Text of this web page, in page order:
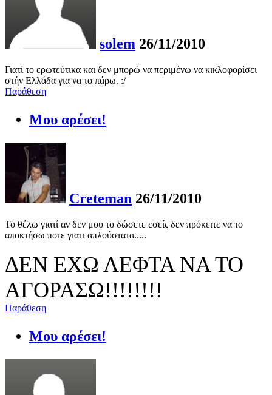
solem 26/11/2010
Γιατί το ερωτεύτικα και δεν μπορώ να περιμένω να κικλοφορίσει
στήν Ελλάδα για να το πάρω. :/
Παράθεση
Μου αρέσει!
Creteman 26/11/2010
Το θέλω γιατί αν δεν μου το δώσετε εσείς δεν πρόκειτε να το
αποκτήσω ποτε γιατι απλούστατα.....
ΔΕΝ ΕΧΩ ΛΕΦΤΑ ΝΑ ΤΟ
ΑΓΟΡΑΣΩ!!!!!!!!
Παράθεση
Μου αρέσει!